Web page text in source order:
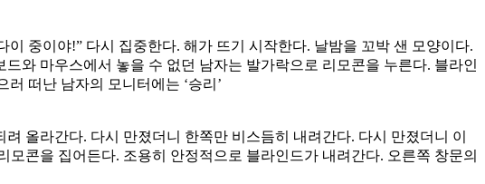
중이야!” 다시 집중한다. 해가 뜨기 시작한다. 날밤을 꼬박 샌 모양이다.
와 마우스에서 놓을 수 없던 남자는 발가락으로 리모콘을 누른다. 블라인
떠난 남자의 모니터에는 ‘승리’
올라간다. 다시 만졌더니 한쪽만 비스듬히 내려간다. 다시 만졌더니 이
콘을 집어든다. 조용히 안정적으로 블라인드가 내려간다. 오른쪽 창문의